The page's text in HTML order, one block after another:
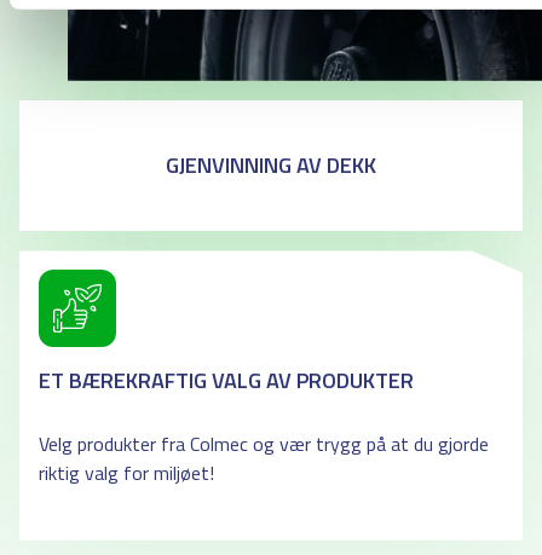
GJENVINNING AV DEKK
ET BÆREKRAFTIG VALG AV PRODUKTER
Velg produkter fra Colmec og vær trygg på at du gjorde
riktig valg for miljøet!